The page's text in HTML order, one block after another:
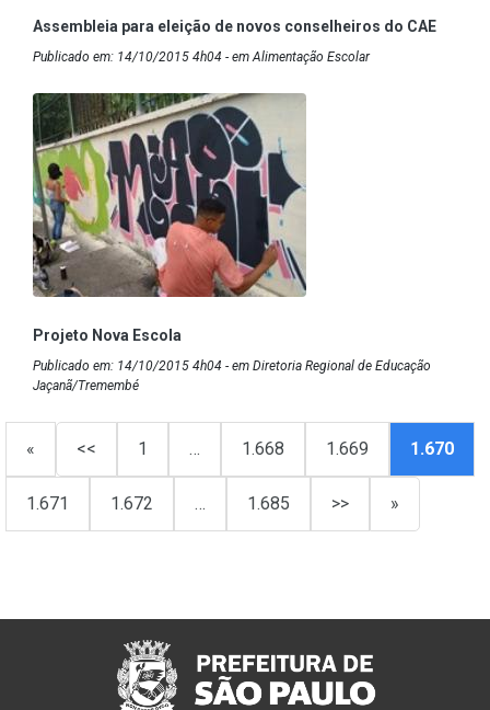
Assembleia para eleição de novos conselheiros do CAE
Publicado em: 14/10/2015 4h04 - em Alimentação Escolar
Projeto Nova Escola
Publicado em: 14/10/2015 4h04 - em Diretoria Regional de Educação
Jaçanã/Tremembé
« << 1 … 1.668 1.669 1.670
1.671 1.672 … 1.685 >> »